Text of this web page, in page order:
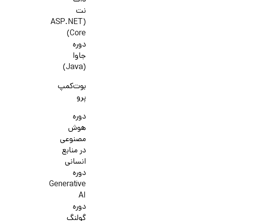
نت
(ASP.NET
Core)
دوره
جاوا
(Java)
بوت‌کمپ
پرو
دوره
هوش
مصنوعی
در منابع
انسانی
دوره
Generative
AI
دوره